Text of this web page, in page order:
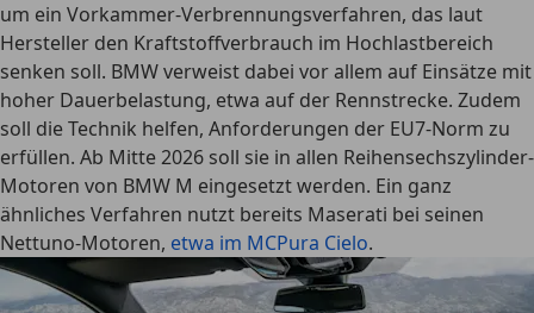
um ein Vorkammer-Verbrennungsverfahren, das laut
Hersteller den Kraftstoffverbrauch im Hochlastbereich
senken soll. BMW verweist dabei vor allem auf Einsätze mit
hoher Dauerbelastung, etwa auf der Rennstrecke. Zudem
soll die Technik helfen, Anforderungen der EU7-Norm zu
erfüllen. Ab Mitte 2026 soll sie in allen Reihensechszylinder-
Motoren von BMW M eingesetzt werden. Ein ganz
ähnliches Verfahren nutzt bereits Maserati bei seinen
Nettuno-Motoren, etwa im MCPura Cielo.